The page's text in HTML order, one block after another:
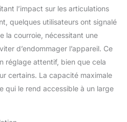
l’impact sur les articulations
quelques utilisateurs ont signalé
la courroie, nécessitant une
d’endommager l’appareil. Ce
réglage attentif, bien que cela
certains. La capacité maximale
qui le rend accessible à un large